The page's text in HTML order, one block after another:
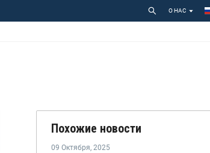
О НАС
Похожие новости
09 Октября, 2025